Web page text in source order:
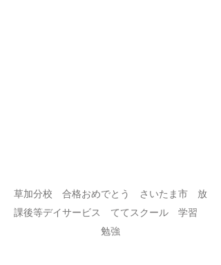
草加分校　合格おめでとう　さいたま市　放
課後等デイサービス　ててスクール　学習
勉強